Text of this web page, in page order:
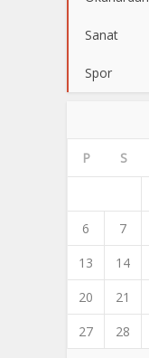
Sanat
Spor
P S
6
7
13
14
20
21
27
28